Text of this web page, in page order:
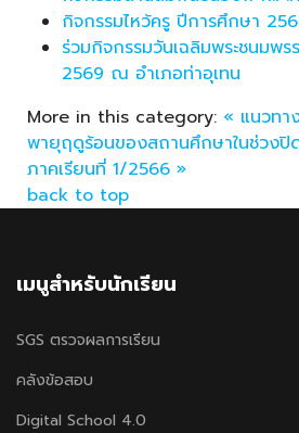
กิจกรรมไหว้ครู ปีการศึกษา
ร่วมกิจกรรมวันเฉลิมพระชนมพ
2569 ณ อำเภอท่าอุเทน
More in this category: « แนวทา
พายุฤดูร้อนของสถานศึกษาในช่วงปิ
ภาคเรียนที่ 1/2566 »
back to top
เมนูสำหรับนักเรียน
SGS ตรวจผลการเรียน
คลังข้อสอบ
Digital School 4.0